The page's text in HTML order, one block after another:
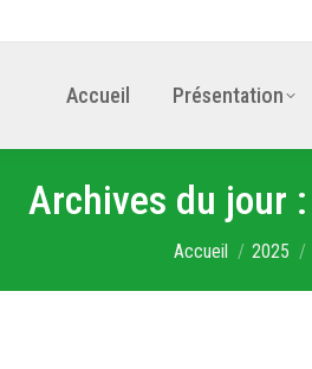
Accueil Présentation
Archives du jour :
Vous êtes ici :
Accueil 2025